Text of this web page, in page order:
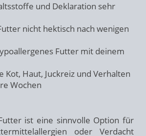
und Deklaration sehr
nicht hektisch nach wenigen
Futter mit deinem
Kot, Haut, Juckreiz und Verhalten
Wochen
ist eine sinnvolle Option für
oder Verdacht